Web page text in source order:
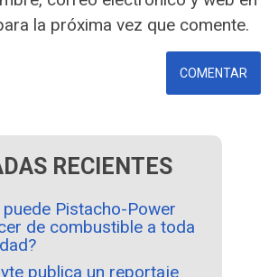
la próxima vez que comente.
RECIENTES
puede Pistacho-Power
de combustible a toda
publica un reportaje